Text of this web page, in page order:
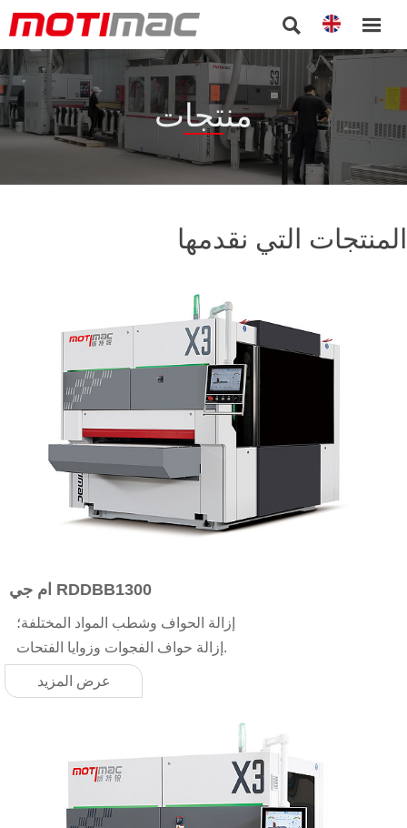
 
منتجات
المنتجات التي نقدمها
ام جي RDDBB1300
إزالة الحواف وشطب المواد المختلفة؛
إزالة حواف الفجوات وزوايا الفتحات.
عرض المزيد